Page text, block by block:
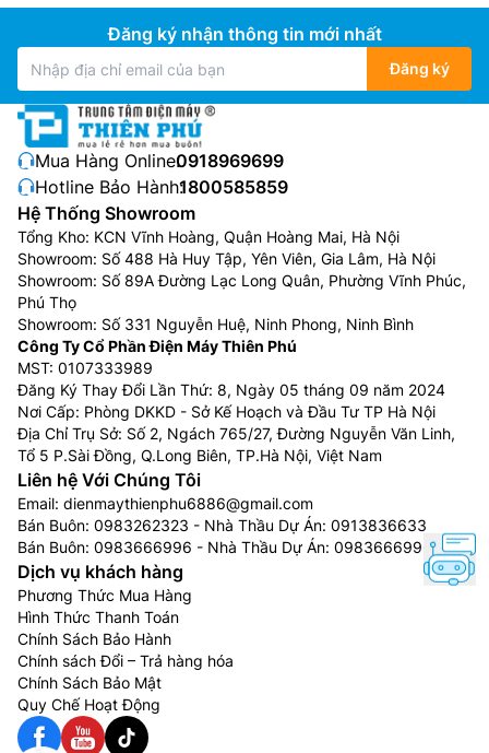
Đăng ký nhận thông tin mới nhất
Đăng ký
Mua Hàng Online:0918969699
Hotline Bảo Hành:1800585859
Hệ Thống Showroom
Tổng Kho: KCN Vĩnh Hoàng, Quận Hoàng Mai, Hà Nội
Showroom: Số 488 Hà Huy Tập, Yên Viên, Gia Lâm, Hà Nội
Showroom: Số 89A Đường Lạc Long Quân, Phường Vĩnh Phúc,
Phú Thọ
Showroom: Số 331 Nguyễn Huệ, Ninh Phong, Ninh Bình
Công Ty Cổ Phần Điện Máy Thiên Phú
MST: 0107333989
Đăng Ký Thay Đổi Lần Thứ: 8, Ngày 05 tháng 09 năm 2024
Nơi Cấp: Phòng DKKD - Sở Kế Hoạch và Đầu Tư TP Hà Nội
Địa Chỉ Trụ Sở: Số 2, Ngách 765/27, Đường Nguyễn Văn Linh,
Tổ 5 P.Sài Đồng, Q.Long Biên, TP.Hà Nội, Việt Nam
Liên hệ Với Chúng Tôi
Email: dienmaythienphu6886@gmail.com
Bán Buôn: 0983262323 - Nhà Thầu Dự Án: 0913836633
Bán Buôn: 0983666996 - Nhà Thầu Dự Án: 0983666996
Dịch vụ khách hàng
Phương Thức Mua Hàng
Hình Thức Thanh Toán
Chính Sách Bảo Hành
Chính sách Đổi – Trả hàng hóa
Chính Sách Bảo Mật
Quy Chế Hoạt Động